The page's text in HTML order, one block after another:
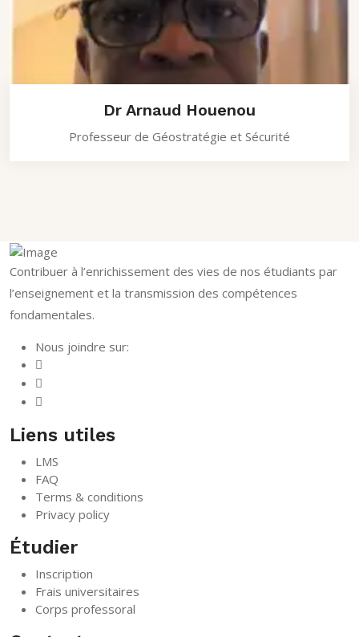
Dr Arnaud Houenou
Professeur de Géostratégie et Sécurité
Contribuer à l’enrichissement des vies de nos étudiants par
l’enseignement et la transmission des compétences
fondamentales.
Nous joindre sur:
Liens utiles
LMS
FAQ
Terms & conditions
Privacy policy
Étudier
Inscription
Frais universitaires
Corps professoral